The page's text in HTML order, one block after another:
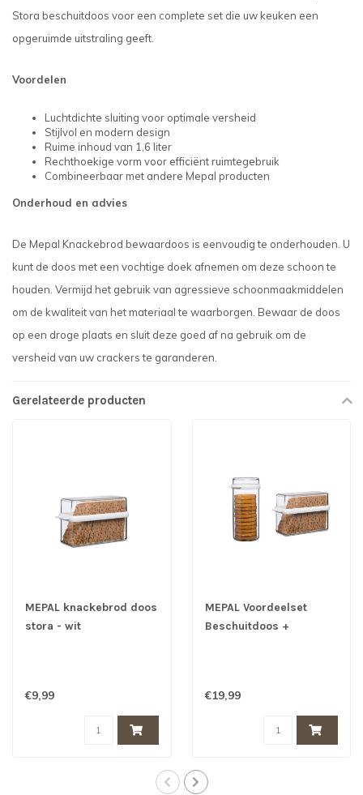
Stora beschuitdoos voor een complete set die uw keuken een
opgeruimde uitstraling geeft.
Voordelen
Luchtdichte sluiting voor optimale versheid
Stijlvol en modern design
Ruime inhoud van 1,6 liter
Rechthoekige vorm voor efficiënt ruimtegebruik
Combineerbaar met andere Mepal producten
Onderhoud en advies
De Mepal Knackebrod bewaardoos is eenvoudig te onderhouden. U
kunt de doos met een vochtige doek afnemen om deze schoon te
houden. Vermijd het gebruik van agressieve schoonmaakmiddelen
om de kwaliteit van het materiaal te waarborgen. Bewaar de doos
op een droge plaats en sluit deze goed af na gebruik om de
versheid van uw crackers te garanderen.
Gerelateerde producten
MEPAL knackebrod doos
stora - wit
€9,99
MEPAL Voordeelset
Beschuitdoos +
€19,99